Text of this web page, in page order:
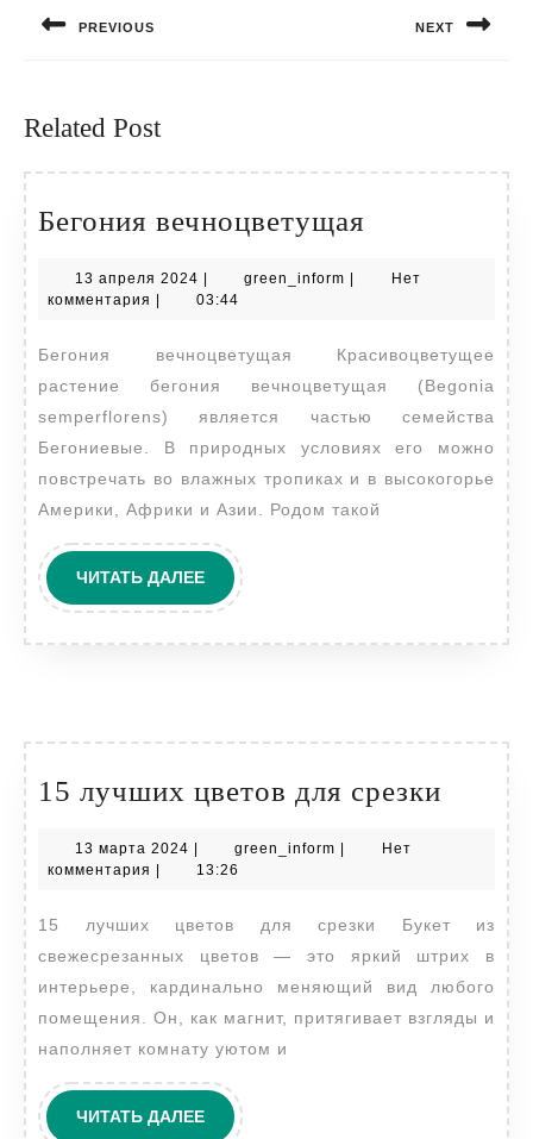
записям
PREVIOUS NEXT
Related Post
Бегония вечноцветущая
13 апреля 2024 13
апреля
| green_inform green_inform
|
Нет
комментария | 03:44
Бегония вечноцветущая Красивоцветущее
растение бегония вечноцветущая (Begonia
semperflorens) является частью семейства
Бегониевые. В природных условиях его можно
повстречать во влажных тропиках и в высокогорье
Америки, Африки и Азии. Родом такой
ЧИТАТЬ ДАЛЕЕЧИТАТЬ
ДАЛЕЕ
15 лучших цветов для срезки
цветов
срезки
13 марта 2024 13
марта
green_inform green_inform
Нет
комментария
13:26
15 лучших цветов для срезки Букет из
свежесрезанных цветов — это яркий штрих в
интерьере, кардинально меняющий вид любого
помещения. Он, как магнит, притягивает взгляды и
наполняет комнату уютом и
ЧИТАТЬ ДАЛЕЕЧИТАТЬ